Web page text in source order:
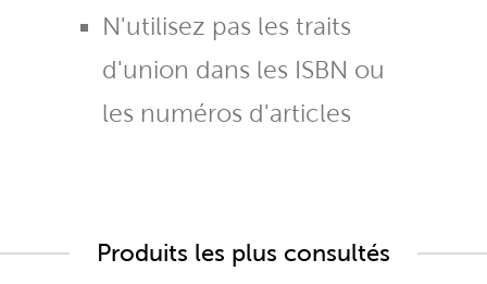
N'utilisez pas les traits
d'union dans les ISBN ou
les numéros d'articles
Produits les plus consultés